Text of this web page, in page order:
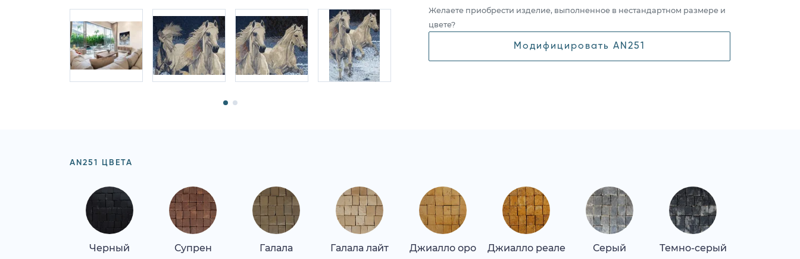
Желаете приобрести изделие, выполненное в нестандартном размере и
цвете?
Модифицировать AN251
AN251 ЦВЕТА
Черный Супрен Галала Галала лайт Джиалло оро Джиалло реале Серый Темно-серый